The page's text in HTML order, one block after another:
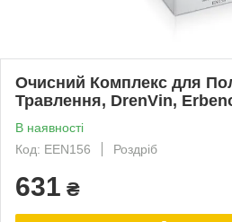
Очисний Комплекс для
Травлення, DrenVin,
В наявності
Код: EEN156
Роздріб
631 ₴